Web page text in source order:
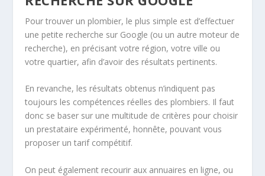
Pour trouver un plombier, le plus simple est d’effectuer
une petite recherche sur Google (ou un autre moteur de
recherche), en précisant votre région, votre ville ou
votre quartier, afin d’avoir des résultats pertinents.
En revanche, les résultats obtenus n’indiquent pas
toujours les compétences réelles des plombiers. Il faut
donc se baser sur une multitude de critères pour choisir
un prestataire expérimenté, honnête, pouvant vous
proposer un tarif compétitif.
On peut également recourir aux annuaires en ligne, ou